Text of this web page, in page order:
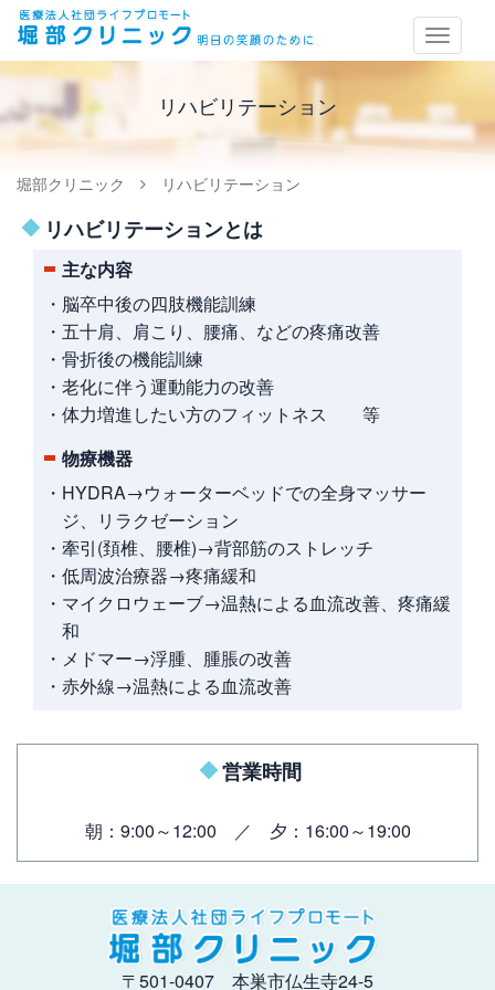
Toggle
リハビリテーション
堀部クリニック リハビリテーション
リハビリテーションとは
主な内容
・脳卒中後の四肢機能訓練
・五十肩、肩こり、腰痛、などの疼痛改善
・骨折後の機能訓練
・老化に伴う運動能力の改善
・体力増進したい方のフィットネス 等
物療機器
・HYDRA→ウォーターベッドでの全身マッサー
ジ、リラクゼーション
・牽引(頚椎、腰椎)→背部筋のストレッチ
・低周波治療器→疼痛緩和
・マイクロウェーブ→温熱による血流改善、疼痛緩
和
・メドマー→浮腫、腫脹の改善
・赤外線→温熱による血流改善
営業時間
朝：9:00～12:00 ／ 夕：16:00～19:00
〒501-0407 本巣市仏生寺24-5